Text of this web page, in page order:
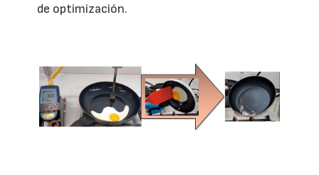
de optimización.